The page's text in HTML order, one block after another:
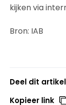
kijken via
Bron: IAB
Deel dit artikel
Kopieer link